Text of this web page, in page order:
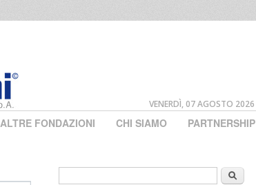
VENERDÌ, 07 AGOSTO 2026
ALTRE FONDAZIONI CHI SIAMO PARTNERSHIP
Cerca